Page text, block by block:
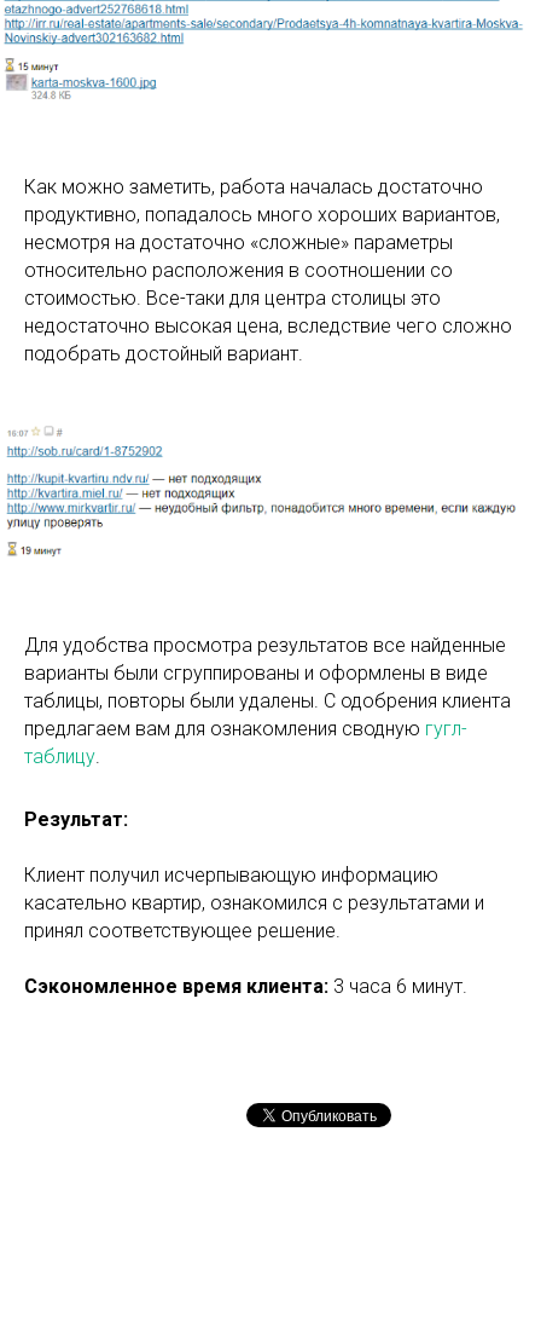
Как можно заметить, работа началась достаточно
продуктивно, попадалось много хороших вариантов,
несмотря на достаточно «сложные» параметры
относительно расположения в соотношении со
стоимостью. Все-таки для центра столицы это
недостаточно высокая цена, вследствие чего сложно
подобрать достойный вариант.
Для удобства просмотра результатов все найденные
варианты были сгруппированы и оформлены в виде
таблицы, повторы были удалены. С одобрения клиента
предлагаем вам для ознакомления сводную гугл-
таблицу
Результат:
Клиент получил исчерпывающую информацию
касательно квартир, ознакомился с результатами и
принял соответствующее решение.
Сэкономленное время клиента: 3 часа 6 минут.